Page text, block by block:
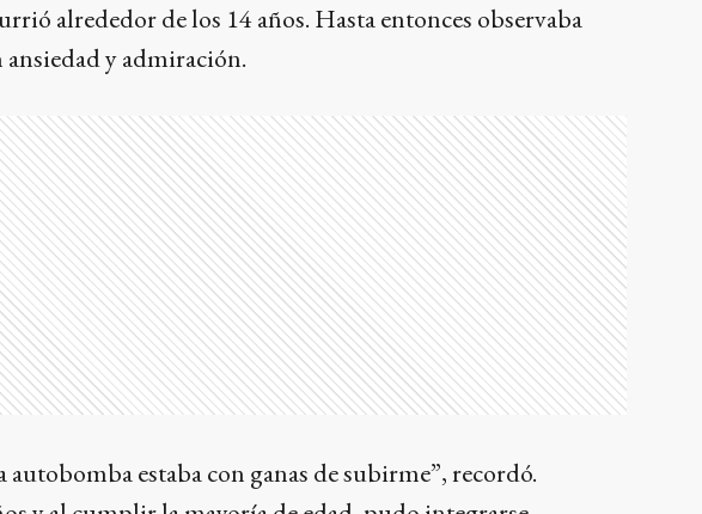
alrededor de los 14 años. Hasta entonces observaba
ansiedad y admiración.
autobomba estaba con ganas de subirme”, recordó.